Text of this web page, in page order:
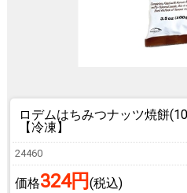
ロデムはちみつナッツ焼餅
【冷凍】
24460
価格324円 (税込)